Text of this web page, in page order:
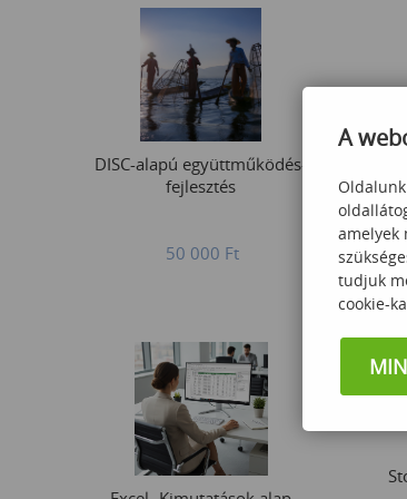
DISC-alapú együttműködés-
fejlesztés
50 000 Ft
A
amelyek
tudjuk
cookie-